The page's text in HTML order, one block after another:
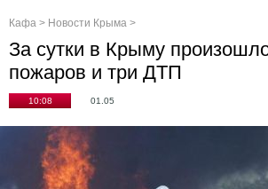
Кафа > Новости Крыма >
За сутки в Крыму
пожаров и три ДТП
10:08 01.05